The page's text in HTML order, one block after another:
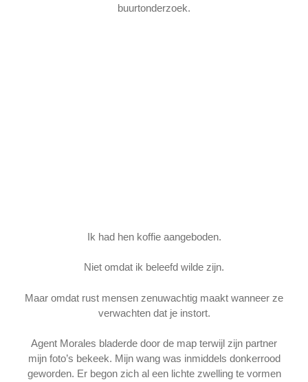
buurtonderzoek.
Ik had hen koffie aangeboden.
Niet omdat ik beleefd wilde zijn.
Maar omdat rust mensen zenuwachtig maakt wanneer ze
verwachten dat je instort.
Agent Morales bladerde door de map terwijl zijn partner
mijn foto’s bekeek. Mijn wang was inmiddels donkerrood
geworden. Er begon zich al een lichte zwelling te vormen